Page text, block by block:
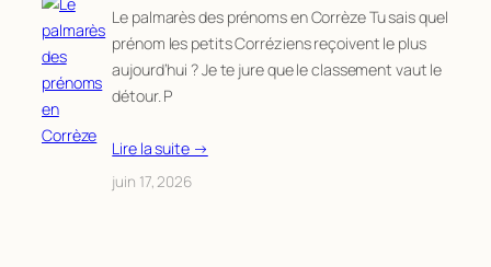
Le palmarès des prénoms en Corrèze Tu sais quel
prénom les petits Corréziens reçoivent le plus
aujourd’hui ? Je te jure que le classement vaut le
détour. P
Lire la suite →
juin 17, 2026